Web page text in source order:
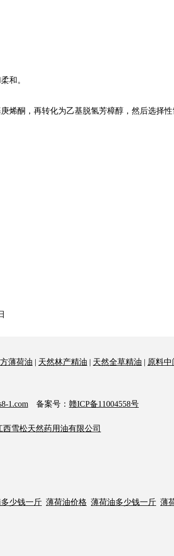
和。
烯酮，再转化为乙基脱氢芳樟醇，然后选择
薄荷油 | 天然林产精油 | 天然全草精油 | 原料
1.com 备案号： 赣ICP备11004558号
西雪松天然药用油有限公司
少钱一斤 薄荷油价格 薄荷油多少钱一斤 薄